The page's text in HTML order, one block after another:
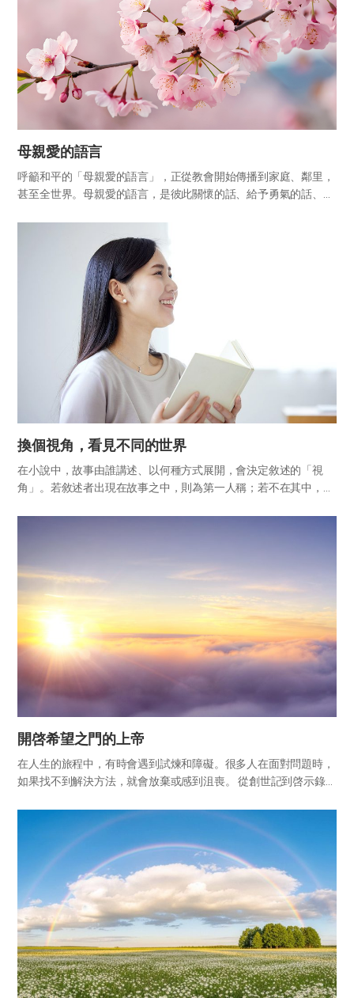
母親愛的語言
呼籲和平的「母親愛的語言」，正從教會開始傳播到家庭、鄰里，
甚至全世界。母親愛的語言，是彼此關懷的話、給予勇氣的話、鼓
換個視角，看見不同的世界
在小說中，故事由誰講述、以何種方式展開，會決定敘述的「視
角」。若敘述者出現在故事之中，則為第一人稱；若不在其中，則
開啓希望之門的上帝
在人生的旅程中，有時會遇到試煉和障礙。很多人在面對問題時，
如果找不到解決方法，就會放棄或感到沮喪。 從創世記到啓示錄的
定在其後為他們敞開「希望之門」。這地上的人生雖有時令人疲憊